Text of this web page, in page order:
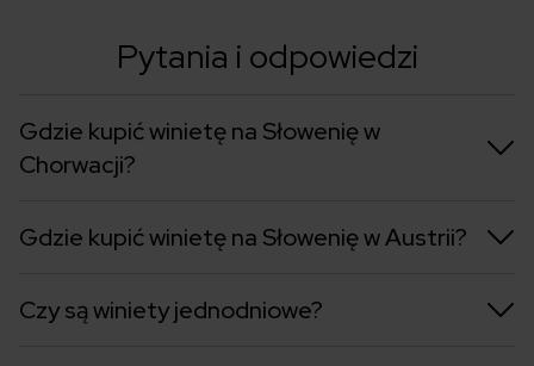
Pytania i odpowiedzi
Gdzie kupić winietę na Słowenię w
Chorwacji?
Gdzie kupić winietę na Słowenię w Austrii?
Czy są winiety jednodniowe?